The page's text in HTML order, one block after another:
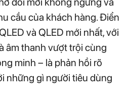
cầu của khách hàng. Điển
và QLED mới nhất, với
âm thanh vượt trội cùng
minh – là phản hồi rõ
những gì người tiêu dùng